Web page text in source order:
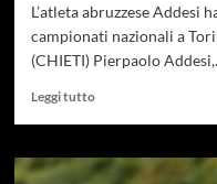
L’atleta abruzzese Addesi
campionati nazionali a
(CHIETI) Pierpaolo
Leggi tuttoLeggi
su
Campionato